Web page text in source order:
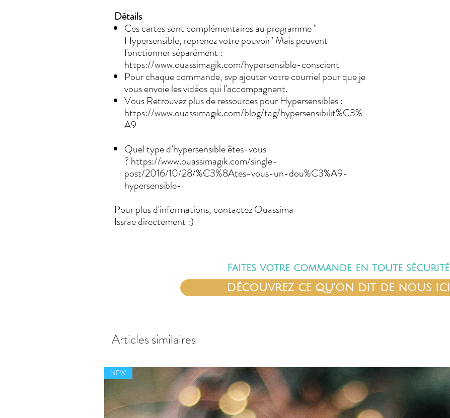
Détails
Ces cartes sont complémentaires au programme "
Hypersensible, reprenez votre pouvoir" Mais peuvent
fonctionner séparément :
https://www.ouassimagik.com/hypersensible-conscient
Pour chaque commande, svp ajouter votre courriel pour que je
vous envoie les vidéos qui l'accompagnent.
Vous Retrouvez plus de ressources pour Hypersensibles :
https://www.ouassimagik.com/blog/tag/hypersensibilit%C3%
A9
Quel type d’hypersensible êtes-vous
? https://www.ouassimagik.com/single-
post/2016/10/28/%C3%8Ates-vous-un-dou%C3%A9-
hypersensible-
Pour plus d'informations, contactez Ouassima
Issrae directement :)
Faites votre commande en toute sécurité
Découvrez ce qu'on dit de nous ici
Articles similaires
NEW